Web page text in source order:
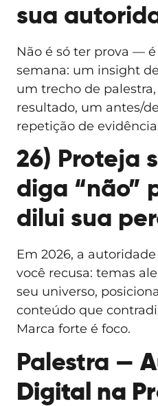
sua
Não é só ter prova —
semana: um insight
um trecho de
resultado, um antes/
repetição de
26) Proteja
diga “não”
dilui sua
Em 2026, a
você recusa: temas
seu universo,
conteúdo que
Marca forte é foco.
Palestra —
Digital na